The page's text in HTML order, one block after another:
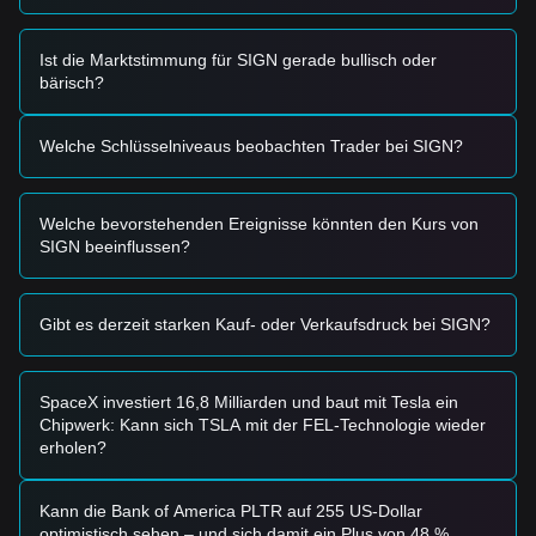
•Makrostimmung:Breitere Markttrends und
sektorspezifische Verkäufe in den Technologie- und
Infrastruktursegmenten belasten das Investorenvertrauen in
Public-Chain-Token.
Handelssignale
Auf Basis der aktuellen technischen Struktur und
Handelsstrategien:
• Wenn der Sign-Preis die0,0064 - 0,0065 $ -Spanne
erreicht und ein Erholungssignal zeigt, könnte sich eine
• Wenn der Sign-Preis mit signifikanter Volumenausweitung
über0,0072 $bricht, könnte dies einen neuen Aufwärtstrend
in eine Phase beschleunigter Anpassung eintreten und
potenziell niedrigere psychologische Niveaus testen.
Auf Basis der aktuellen Marktstruktur bieten Analysten die
folgenden Referenzstrategien an:
Ist die Marktstimmung für SIGN gerade bullisch oder
bärisch?
Welche Schlüsselniveaus beobachten Trader bei SIGN?
Welche bevorstehenden Ereignisse könnten den Kurs von
SIGN beeinflussen?
Gibt es derzeit starken Kauf- oder Verkaufsdruck bei SIGN?
SpaceX investiert 16,8 Milliarden und baut mit Tesla ein
Chipwerk: Kann sich TSLA mit der FEL-Technologie wieder
erholen?
Kann die Bank of America PLTR auf 255 US-Dollar